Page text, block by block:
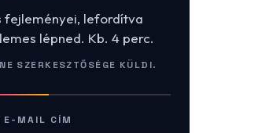
fejleményei, lefordítva
lépned. Kb. 4 perc.
SZERKESZTŐSÉGE KÜLDI.
E-MAIL CÍM